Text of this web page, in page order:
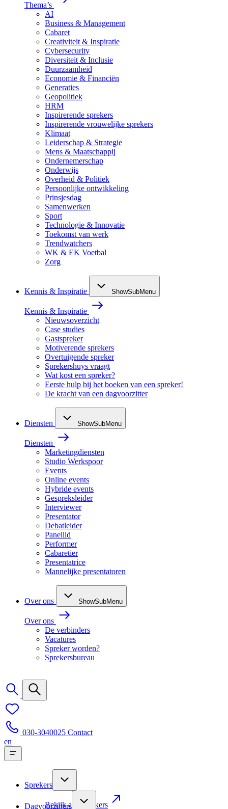
Thema’s
AI
Business & Management
Cabaret
Creativiteit & Inspiratie
Cybersecurity
Diversiteit & Inclusie
Duurzaamheid
Economie & Financiën
Generaties
Geopolitiek
HRM
Inspirerende sprekers
Inspirerende vrouwelijke sprekers
Klimaat
Leiderschap & Strategie
Mens & Maatschappij
Ondernemerschap
Onderwijs
Overheid & Politiek
Persoonlijke ontwikkeling
Prinsjesdag
Samenwerken
Sport
Technologie & Innovatie
Toekomst van werk
Trendwatchers
WK & EK Voetbal
Zorg
Kennis & Inspiratie ShowSubMenu
Kennis & Inspiratie
Nieuwsoverzicht
Case studies
Gastspreker
Motiverende sprekers
Overtuigende spreker
Sprekershuys vraagt
Wat kost een spreker?
Eerste hulp bij het boeken van een spreker!
De kracht van een dagvoorzitter
Diensten ShowSubMenu
Diensten
Marketingdiensten
Studio Werkspoor
Events
Online events
Hybride events
Gespreksleider
Interviewer
Presentator
Debatleider
Panellid
Performer
Cabaretier
Presentatrice
Mannelijke presentatoren
Over ons ShowSubMenu
Over ons
De verbinders
Vacatures
Spreker worden?
Sprekersbureau
030-3040025 Contact
en
Sprekers
Bekijk alle sprekers
Dagvoorzitters